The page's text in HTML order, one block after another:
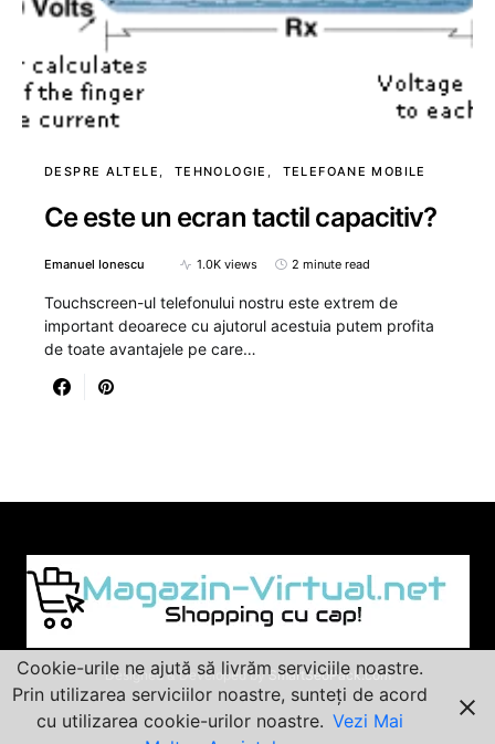
DESPRE ALTELE TEHNOLOGIE TELEFOANE MOBILE
Ce este un ecran tactil capacitiv?
Emanuel Ionescu 1.0K views 2 minute read
Touchscreen-ul telefonului nostru este extrem de
important deoarece cu ajutorul acestuia putem profita
de toate avantajele pe care…
Designed & Developed by SmartSeoPack.com
Cookie-urile ne ajută să livrăm serviciile noastre.
Prin utilizarea serviciilor noastre, sunteți de acord
cu utilizarea cookie-urilor noastre. Vezi Mai